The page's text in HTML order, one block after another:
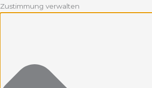
Zustimmung verwalten